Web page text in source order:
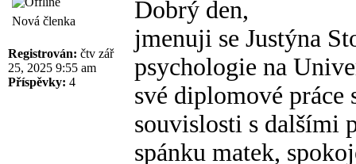
Nová členka
Registrován: čtv zář
25, 2025 9:55 am
Příspěvky: 4
Dobrý den,
jmenuji se Justýna
psychologie na
své diplomové práce
souvislosti s dalšími
spánku matek,